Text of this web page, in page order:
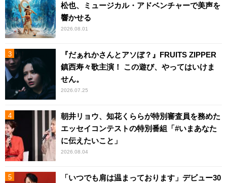
松也、ミュージカル・アドベンチャーで美声を
響かせる
2026.08.01
『だぁれかさんとアソぼ？』FRUITS ZIPPER
鎮西寿々歌主演！ この遊び、やってはいけま
せん。
2026.07.25
朝井リョウ、知花くららが特別審査員を務めた
エッセイコンテストの特別番組「#いまあなた
に伝えたいこと」
2026.08.04
「いつでも肩は温まっております」デビュー30